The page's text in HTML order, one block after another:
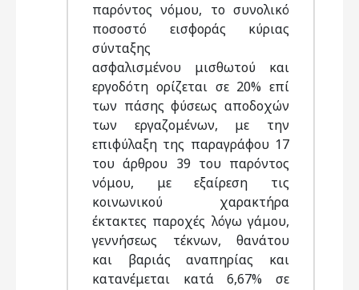
παρόντος νόμου, το συνολικό
ποσοστό εισφοράς κύριας
σύνταξης
ασφαλισμένου μισθωτού και
εργοδότη ορίζεται σε 20% επί
των πάσης φύσεως αποδοχών
των εργαζομένων, με την
επιφύλαξη της παραγράφου 17
του άρθρου 39 του παρόντος
νόμου, με εξαίρεση τις
κοινωνικού χαρακτήρα
έκτακτες παροχές λόγω γάμου,
γεννήσεως τέκνων, θανάτου
και βαριάς αναπηρίας και
κατανέμεται κατά 6,67% σε